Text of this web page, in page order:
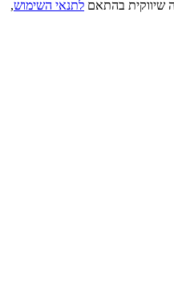
שיווקית בהתאם לתנאי השימוש,